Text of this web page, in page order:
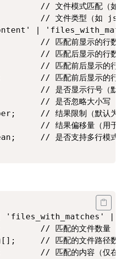
// 文件模式匹配（
// 文件类型（如
|
// 匹配前显示的行数
// 匹配后显示的行数
// 匹配前后显示的行
// 匹配前后显示的行
// 是否显示行号（
// 是否忽略大小写
// 结果限制（默认
// 结果偏移量（用于
// 是否支持多行模式
|
// 匹配的文件数量
// 匹配的文件路径
// 匹配的内容（仅